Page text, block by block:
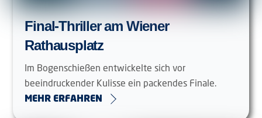
Final-Thriller am Wiener
Rathausplatz
Im Bogenschießen entwickelte sich vor
beeindruckender Kulisse ein packendes Finale.
MEHR ERFAHREN